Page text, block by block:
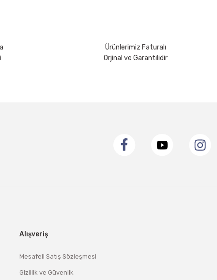
Ürünlerimiz Faturalı
Orjinal ve Garantilidir
Alışveriş
Mesafeli Satış Sözleşmesi
Gizlilik ve Güvenlik